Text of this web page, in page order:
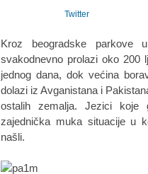
Twitter
Kroz beogradske parkove
svakodnevno prolazi oko 200
jednog dana, dok većina
dolazi iz Avganistana i
ostalih zemalja. Jezici
zajednička muka situacije u
našli.